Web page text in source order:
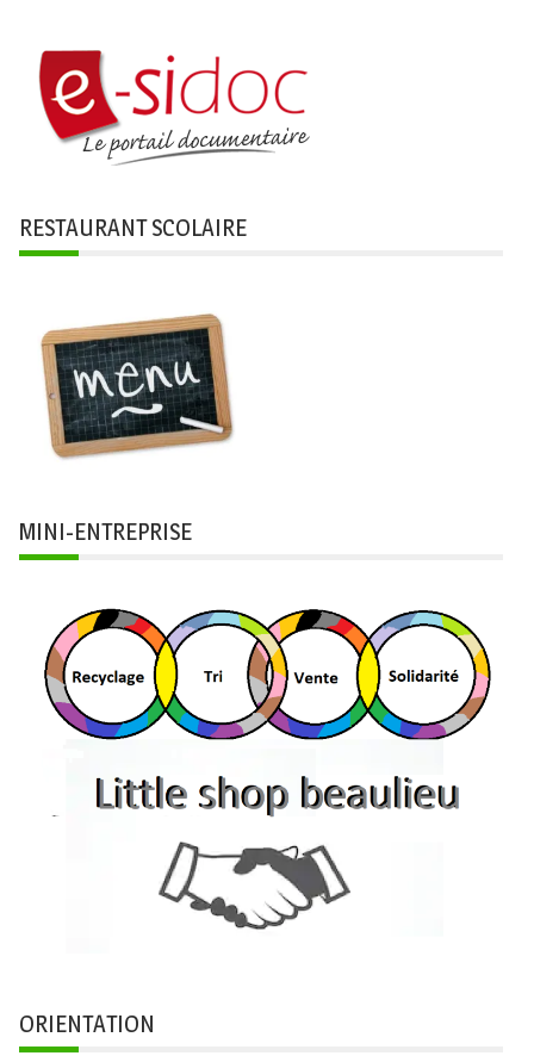
RESTAURANT SCOLAIRE
MINI-ENTREPRISE
ORIENTATION